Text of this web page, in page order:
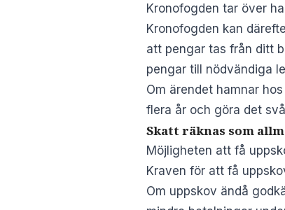
Kronofogden tar över
Kronofogden kan
att pengar tas från ditt
pengar till nödvändiga
Om ärendet hamnar
flera år och göra det
Skatt räknas som
Möjligheten att få
Kraven för att få
Om uppskov ändå